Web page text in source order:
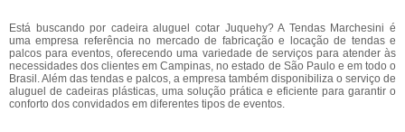
Está buscando por cadeira aluguel cotar Juquehy? A Tendas Marchesini é
uma empresa referência no mercado de fabricação e locação de tendas e
palcos para eventos, oferecendo uma variedade de serviços para atender às
necessidades dos clientes em Campinas, no estado de São Paulo e em todo o
Brasil. Além das tendas e palcos, a empresa também disponibiliza o serviço de
aluguel de cadeiras plásticas, uma solução prática e eficiente para garantir o
conforto dos convidados em diferentes tipos de eventos.